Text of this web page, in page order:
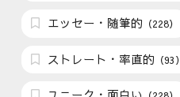
エッセー・随筆的 （228）
ストレート・率直的 （93）